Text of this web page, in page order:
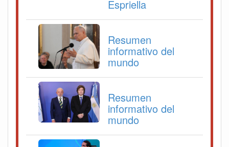
Espriella
Resumen
informativo del
mundo
Resumen
informativo del
mundo